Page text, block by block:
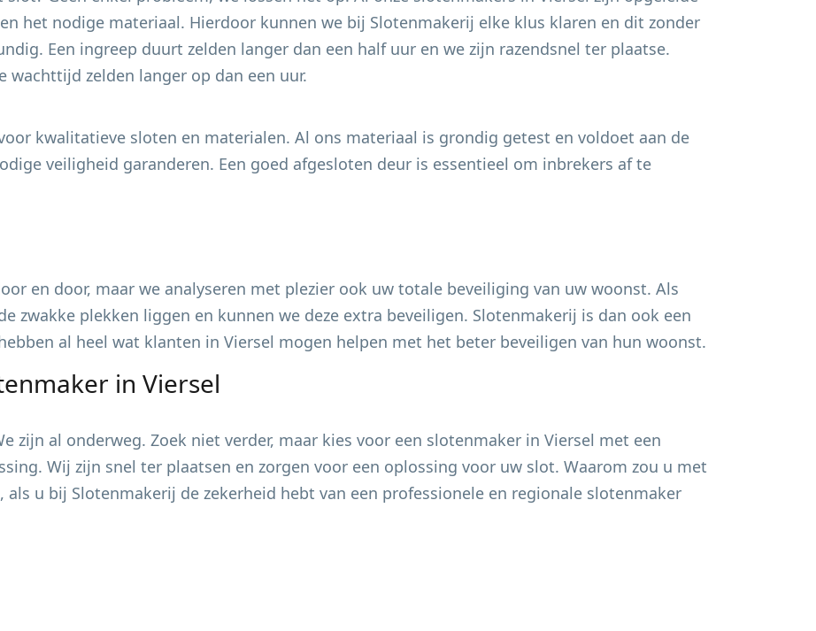
het nodige materiaal. Hierdoor kunnen we bij Slotenmakerij elke klus klaren en dit zonder
Een ingreep duurt zelden langer dan een half uur en we zijn razendsnel ter plaatse.
zelden langer op dan een uur.
kwalitatieve sloten en materialen. Al ons materiaal is grondig getest en voldoet aan de
veiligheid garanderen. Een goed afgesloten deur is essentieel om inbrekers af te
en door, maar we analyseren met plezier ook uw totale beveiliging van uw woonst. Als
zwakke plekken liggen en kunnen we deze extra beveiligen. Slotenmakerij is dan ook een
al heel wat klanten in Viersel mogen helpen met het beter beveiligen van hun woonst.
in Viersel
zijn al onderweg. Zoek niet verder, maar kies voor een slotenmaker in Viersel met een
Wij zijn snel ter plaatsen en zorgen voor een oplossing voor uw slot. Waarom zou u met
als u bij Slotenmakerij de zekerheid hebt van een professionele en regionale slotenmaker